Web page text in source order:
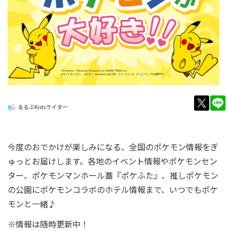
るるぶKidsライター
今度のおでかけが楽しみになる、全国のポケモン情報をぎ
ゅっとお届けします。各地のイベント情報やポケモンセン
ター、ポケモンマンホール蓋『ポケふた』、推しポケモン
の公園にポケモンコラボのホテル情報まで、いつでもポケ
モンと一緒♪
※情報は随時更新中！